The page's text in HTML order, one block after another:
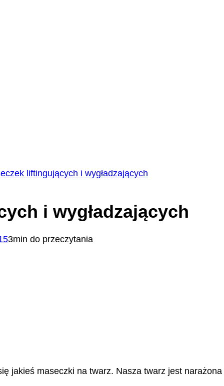
liftingujących i wygładzających
i wygładzających
3min do przeczytania
jakieś maseczki na twarz. Nasza twarz jest